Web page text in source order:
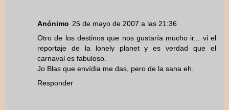
Anónimo 25 de mayo de 2007 a las 21:36
Otro de los destinos que nos gustaría mucho ir... vi el
reportaje de la lonely planet y es verdad que el
carnaval es fabuloso.
Jo Blas que envídia me das, pero de la sana eh.
Responder